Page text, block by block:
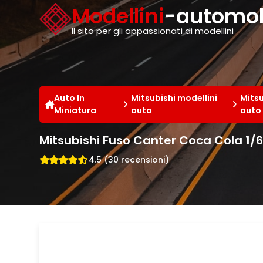
Modellini-
Il sito per gli appassionati di modellini
Auto In
Miniatura
Mitsubishi modellini
auto
auto
Mitsubishi Fuso Canter Coca Cola 1/
4.5 (30 recensioni)
Cookies management panel